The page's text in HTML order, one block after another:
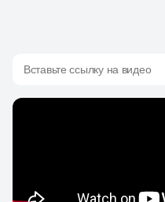
Вставьте ссылку на видео